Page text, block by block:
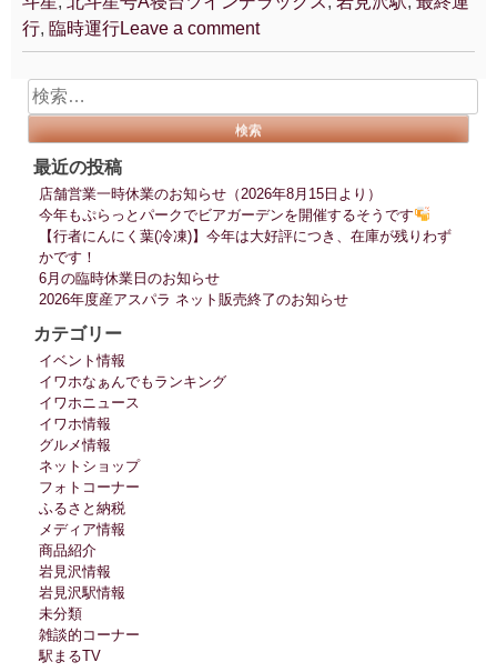
行, 臨時運行Leave a comment
検
索:
最近の投稿
店舗営業一時休業のお知らせ（2026年8月15日より）
今年もぷらっとパークでビアガーデンを開催するそうです
【行者にんにく葉(冷凍)】今年は大好評につき、在庫が残りわず
かです！
6月の臨時休業日のお知らせ
2026年度産アスパラ ネット販売終了のお知らせ
カテゴリー
イベント情報
イワホなぁんでもランキング
イワホニュース
イワホ情報
グルメ情報
ネットショップ
フォトコーナー
ふるさと納税
メディア情報
商品紹介
岩見沢情報
岩見沢駅情報
未分類
雑談的コーナー
駅まるTV